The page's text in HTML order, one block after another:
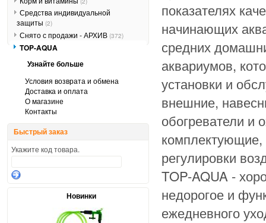
показателях
начинающих
средних
аквариумов,
установки и
внешние,
обогреватели и
регулировки
TOP-AQUA -
недорогое и
ежедневного
Средства индивидуальной
защиты (2)
Снято с продажи - АРХИВ (372)
TOP-AQUA
Узнайте больше
Условия возврата и обмена
Доставка и оплата
О магазине
Контакты
Быстрый заказ
Укажите код товара.
Новинки